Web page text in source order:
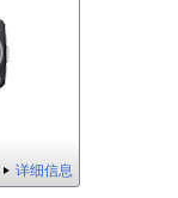
详细信息